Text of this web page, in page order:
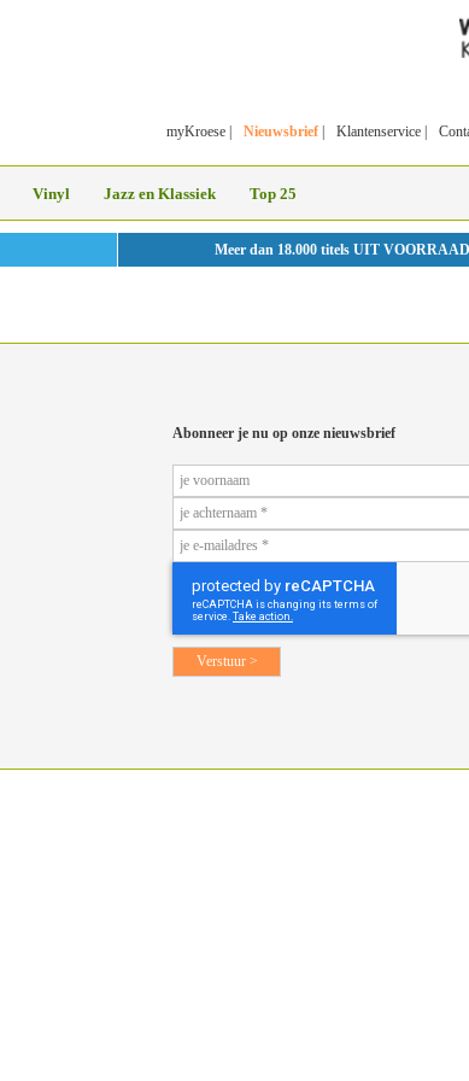
myKroese Nieuwsbrief Klantenservice
Vinyl Jazz en Klassiek Top 25
Meer dan 18.000 titels UIT
Abonneer je nu op onze nieuwsbrief